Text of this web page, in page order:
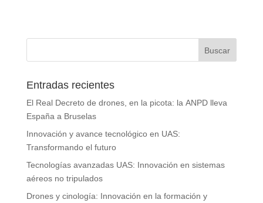
Entradas recientes
El Real Decreto de drones, en la picota: la ANPD lleva
España a Bruselas
Innovación y avance tecnológico en UAS:
Transformando el futuro
Tecnologías avanzadas UAS: Innovación en sistemas
aéreos no tripulados
Drones y cinología: Innovación en la formación y